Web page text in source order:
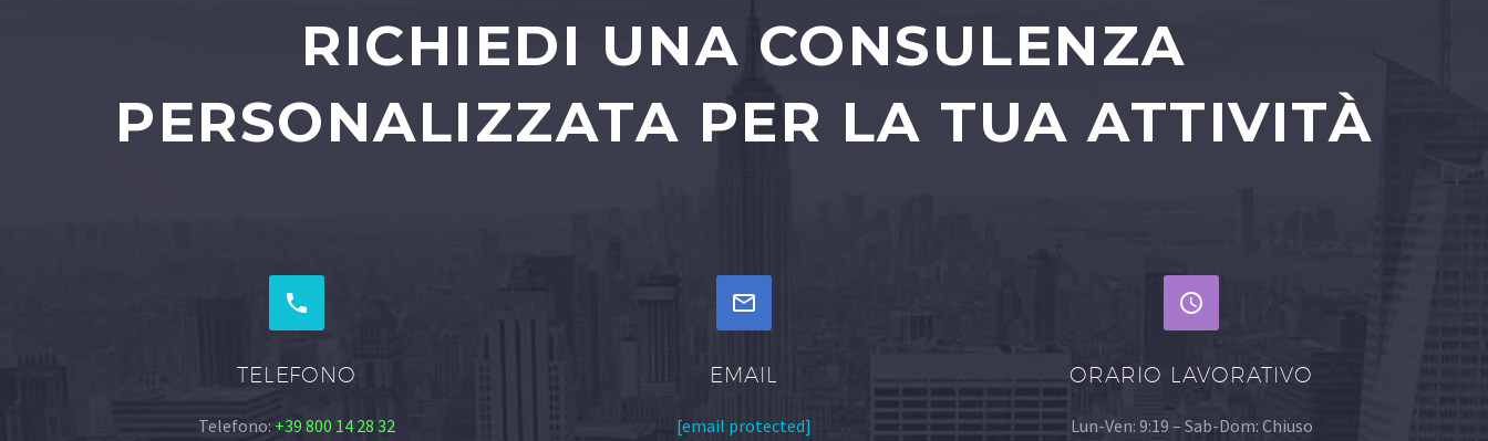
RICHIEDI UNA CONSULENZA
PERSONALIZZATA PER LA TUA ATTIVITÀ


TELEFONO
Telefono: +39 800 14 28 32


EMAIL
[email protected]


ORARIO LAVORATIVO
Lun-Ven: 9:19 – Sab-Dom: Chiuso